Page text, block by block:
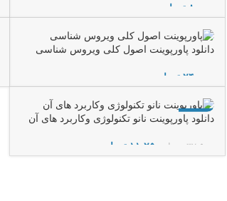
تومان
افزودن به سبد خرید
دانلود پاورپوینت اصول کلی ویروس شناسی
تومان
افزودن به سبد خرید
-70%
دانلود پاورپوینت نانو تکنولوژی وکاربرد های آن
۳۷,۵۰۰ تومان ۱۱,۲۵۰ تومان